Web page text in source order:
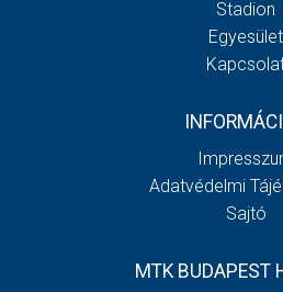
Stadion
Egyesület
Adatvédelmi
Sajtó
MTK BUDAPEST